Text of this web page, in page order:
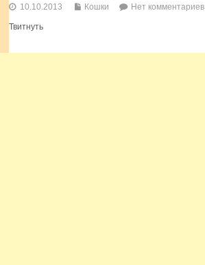
10.10.2013 Кошки Нет комментариев
Твитнуть